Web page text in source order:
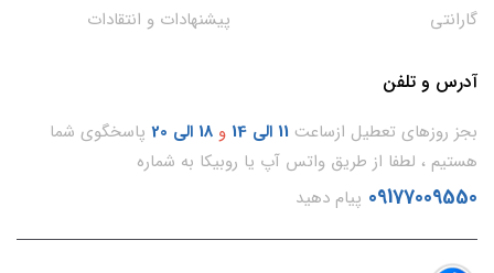
گارانتی
پیشنهادات و انتقادات
آدرس و تلفن
بجز روزهای تعطیل ازساعت 11 الی 14 و 18 الی 20
پاسخگوی شما
هستیم ، لطفا از طریق واتس آپ یا روبیکا به شماره
09177009550 پیام دهید